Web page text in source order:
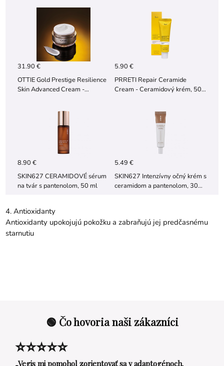
31.90 €
OTTIE Gold Prestige Resilience
Skin Advanced Cream -
5.90 €
PRRETI Repair Ceramide
Cream - Ceramidový krém, 50
8.90 €
SKIN627 CERAMIDOVÉ sérum
na tvár s pantenolom, 50 ml
5.49 €
SKIN627 Intenzívny očný krém s
ceramidom a pantenolom, 30
4. Antioxidanty
Antioxidanty upokojujú pokožku a zabraňujú jej predčasnému
starnutiu
🟢 Čo hovoria naši zákazníci
⭐⭐⭐⭐⭐
„Vegis mi pomohol zorientovať sa v adaptogénoch.